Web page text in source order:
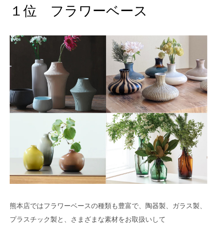
１位 フラワーベース
熊本店ではフラワーベースの種類も豊富で、陶器製、ガラス製、
プラスチック製と、さまざまな素材をお取扱いして